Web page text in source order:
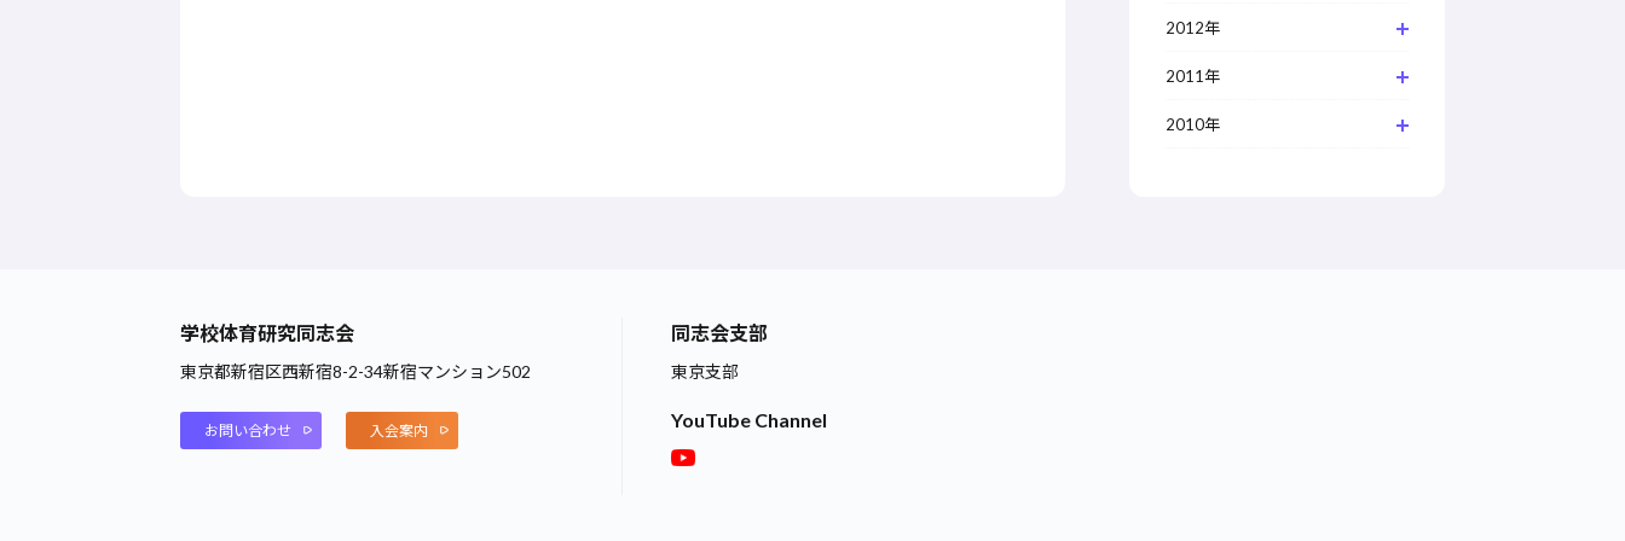
2012年
2011年
2010年
学校体育研究同志会
東京都新宿区西新宿8-2-34新宿マンション502
お問い合わせ 入会案内
同志会支部
東京支部
YouTube Channel